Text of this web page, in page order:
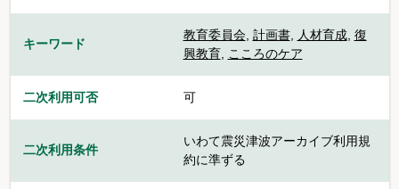
キーワード
教育委員会, 計画書, 人材育成, 復
興教育, こころのケア
二次利用可否 可
二次利用条件
いわて震災津波アーカイブ利用規
約に準ずる